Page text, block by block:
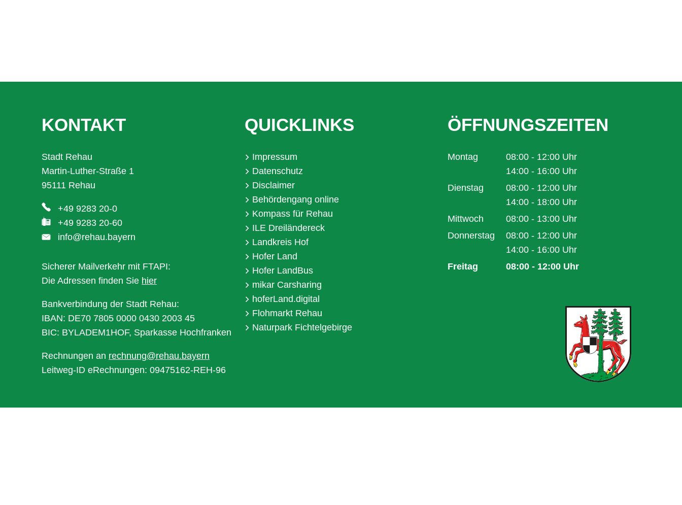
KONTAKT
Stadt Rehau
Martin-Luther-Straße 1
95111 Rehau
+49 9283 20-0
+49 9283 20-60
info@rehau.bayern
Sicherer Mailverkehr mit FTAPI:
Die Adressen finden Sie hier
Bankverbindung der Stadt Rehau:
IBAN: DE70 7805 0000 0430 2003 45
BIC: BYLADEM1HOF, Sparkasse Hochfranken
Rechnungen an rechnung@rehau.bayern
Leitweg-ID eRechnungen: 09475162-REH-96
QUICKLINKS
Impressum
Datenschutz
Disclaimer
Behördengang online
Kompass für Rehau
ILE Dreiländereck
Landkreis Hof
Hofer Land
Hofer LandBus
mikar Carsharing
hoferLand.digital
Flohmarkt Rehau
Naturpark Fichtelgebirge
ÖFFNUNGSZEITEN
Montag 08:00 - 12:00 Uhr
Von 08:00 bis 12:00 Uhr
14:00 - 16:00 Uhr
Von 14:00 bis 16:00 Uhr
Dienstag 08:00 - 12:00 Uhr
Von 08:00 bis 12:00 Uhr
14:00 - 18:00 Uhr
Von 14:00 bis 18:00 Uhr
Mittwoch 08:00 - 13:00 Uhr
Von 08:00 bis 13:00 Uhr
Donnerstag 08:00 - 12:00 Uhr
Von 08:00 bis 12:00 Uhr
14:00 - 16:00 Uhr
Von 14:00 bis 16:00 Uhr
Freitag 08:00 - 12:00 Uhr